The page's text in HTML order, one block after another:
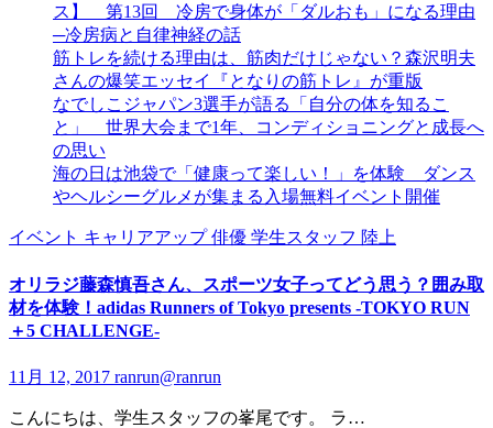
ス】 第13回 冷房で身体が「ダルおも」になる理由
─冷房病と自律神経の話
筋トレを続ける理由は、筋肉だけじゃない？森沢明夫
さんの爆笑エッセイ『となりの筋トレ』が重版
なでしこジャパン3選手が語る「自分の体を知るこ
と」 世界大会まで1年、コンディショニングと成長へ
の思い
海の日は池袋で「健康って楽しい！」を体験 ダンス
やヘルシーグルメが集まる入場無料イベント開催
イベント キャリアアップ 俳優 学生スタッフ 陸上
オリラジ藤森慎吾さん、スポーツ女子ってどう思う？囲み取
材を体験！adidas Runners of Tokyo presents -TOKYO RUN
＋5 CHALLENGE-
11月 12, 2017 ranrun@ranrun
こんにちは、学生スタッフの峯尾です。 ラ…